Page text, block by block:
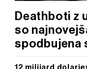
Deathboti z
so
spodbujena